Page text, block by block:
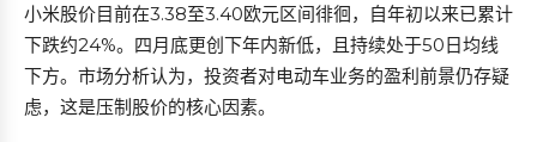
小米股价目前在3.38至3.40欧元区间徘徊，自年初以来已累计
下跌约24%。四月底更创下年内新低，且持续处于50日均线
下方。市场分析认为，投资者对电动车业务的盈利前景仍存疑
虑，这是压制股价的核心因素。